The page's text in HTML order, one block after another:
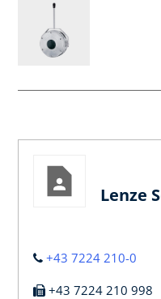
Lenze
+43 7224 210-0
+43 7224 210 998